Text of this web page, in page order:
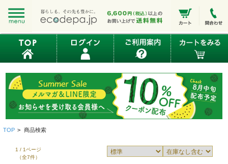
TOP > 商品検索
1 / 1ページ
（全7件）